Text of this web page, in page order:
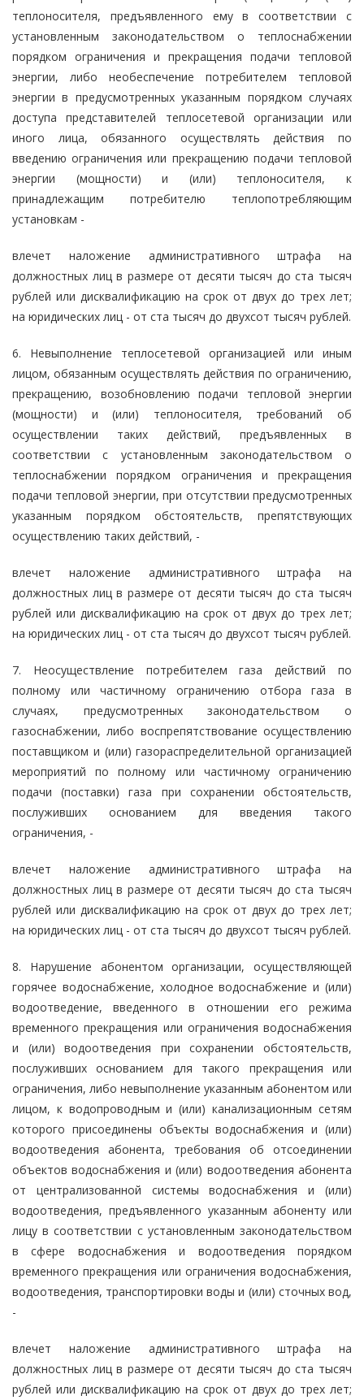
теплоносителя, предъявленного ему в соответствии с
установленным законодательством о теплоснабжении
порядком ограничения и прекращения подачи тепловой
энергии, либо необеспечение потребителем тепловой
энергии в предусмотренных указанным порядком случаях
доступа представителей теплосетевой организации или
иного лица, обязанного осуществлять действия по
введению ограничения или прекращению подачи тепловой
энергии (мощности) и (или) теплоносителя, к
принадлежащим потребителю теплопотребляющим
установкам -
влечет наложение административного штрафа на
должностных лиц в размере от десяти тысяч до ста тысяч
рублей или дисквалификацию на срок от двух до трех лет;
на юридических лиц - от ста тысяч до двухсот тысяч рублей.
6. Невыполнение теплосетевой организацией или иным
лицом, обязанным осуществлять действия по ограничению,
прекращению, возобновлению подачи тепловой энергии
(мощности) и (или) теплоносителя, требований об
осуществлении таких действий, предъявленных в
соответствии с установленным законодательством о
теплоснабжении порядком ограничения и прекращения
подачи тепловой энергии, при отсутствии предусмотренных
указанным порядком обстоятельств, препятствующих
осуществлению таких действий, -
влечет наложение административного штрафа на
должностных лиц в размере от десяти тысяч до ста тысяч
рублей или дисквалификацию на срок от двух до трех лет;
на юридических лиц - от ста тысяч до двухсот тысяч рублей.
7. Неосуществление потребителем газа действий по
полному или частичному ограничению отбора газа в
случаях, предусмотренных законодательством о
газоснабжении, либо воспрепятствование осуществлению
поставщиком и (или) газораспределительной организацией
мероприятий по полному или частичному ограничению
подачи (поставки) газа при сохранении обстоятельств,
послуживших основанием для введения такого
ограничения, -
влечет наложение административного штрафа на
должностных лиц в размере от десяти тысяч до ста тысяч
рублей или дисквалификацию на срок от двух до трех лет;
на юридических лиц - от ста тысяч до двухсот тысяч рублей.
8. Нарушение абонентом организации, осуществляющей
горячее водоснабжение, холодное водоснабжение и (или)
водоотведение, введенного в отношении его режима
временного прекращения или ограничения водоснабжения
и (или) водоотведения при сохранении обстоятельств,
послуживших основанием для такого прекращения или
ограничения, либо невыполнение указанным абонентом или
лицом, к водопроводным и (или) канализационным сетям
которого присоединены объекты водоснабжения и (или)
водоотведения абонента, требования об отсоединении
объектов водоснабжения и (или) водоотведения абонента
от централизованной системы водоснабжения и (или)
водоотведения, предъявленного указанным абоненту или
лицу в соответствии с установленным законодательством
в сфере водоснабжения и водоотведения порядком
временного прекращения или ограничения водоснабжения,
водоотведения, транспортировки воды и (или) сточных вод,
-
влечет наложение административного штрафа на
должностных лиц в размере от десяти тысяч до ста тысяч
рублей или дисквалификацию на срок от двух до трех лет;